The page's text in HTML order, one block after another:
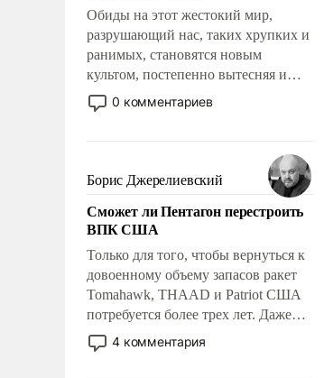
Обиды на этот жестокий мир,
разрушающий нас, таких хрупких и
ранимых, становятся новым
культом, постепенно вытесняя и
отменяя традиционное требование к
человеку – быть мужественным и
на себя ответственность, помогать
слабым, идти вперед и
адаптироваться.
0 комментариев
Борис Джерелиевский
Сможет ли Пентагон перестроить
ВПК США
Только для того, чтобы вернуться к
довоенному объему запасов ракет
Tomahawk, THAAD и Patriot США
потребуется более трех лет. Даже
небольшая война с Ираном
опустошила американские
4 комментария